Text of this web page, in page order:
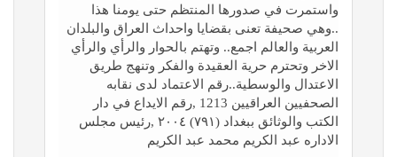
واستمرت في صدورها المنتظم حتى يومنا هذا
..وهي صحيفة تعنى بقضايا واحداث العراق والبلدان
العربية والعالم اجمع.. وتهتم بالحوار والرأي والرأي
الاخر وتحترم حرية العقيدة والفكر وتنهج طريق
الاعتدال والوسطية..رقم الاعتماد لدى نقابه
الصحفيين العراقيين 1213 ,رقم الايداع في دار
الكتب والوثائق ببغداد (٧٩١) ٢٠٠٤ ,رئيس مجلس
الاداره عبد الكريم محمد عبد الكريم